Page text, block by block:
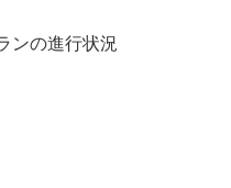
ンの進行状況